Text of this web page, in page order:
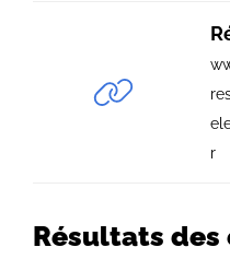
r
Résultats des